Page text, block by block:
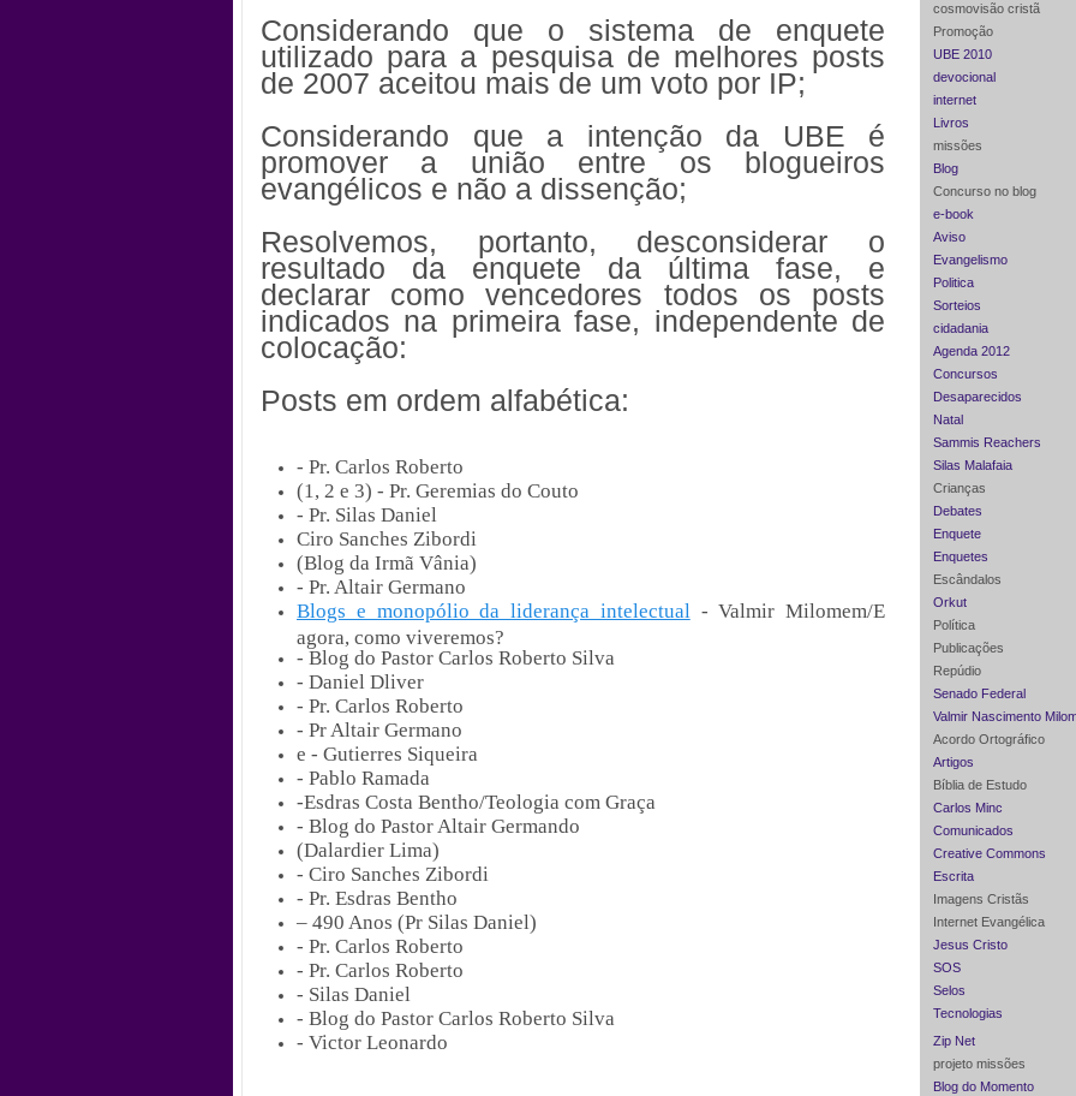
Considerando que o sistema de enquete
utilizado para a pesquisa de melhores posts
de 2007 aceitou mais de um voto por IP;
Considerando que a intenção da UBE é
promover a união entre os blogueiros
evangélicos e não a dissenção;
Resolvemos, portanto, desconsiderar o
resultado da enquete da última fase, e
declarar como vencedores todos os posts
indicados na primeira fase, independente de
colocação:
Posts em ordem alfabética:
- Pr. Carlos Roberto
(1, 2 e 3) - Pr. Geremias do Couto
- Pr. Silas Daniel
Ciro Sanches Zibordi
(Blog da Irmã Vânia)
- Pr. Altair Germano
Blogs e monopólio da liderança intelectual - Valmir Milomem/E
agora, como viveremos?
- Blog do Pastor Carlos Roberto Silva
- Daniel Dliver
- Pr. Carlos Roberto
- Pr Altair Germano
e - Gutierres Siqueira
- Pablo Ramada
-Esdras Costa Bentho/Teologia com Graça
- Blog do Pastor Altair Germando
(Dalardier Lima)
- Ciro Sanches Zibordi
- Pr. Esdras Bentho
– 490 Anos (Pr Silas Daniel)
- Pr. Carlos Roberto
- Pr. Carlos Roberto
- Silas Daniel
- Blog do Pastor Carlos Roberto Silva
- Victor Leonardo
cosmovisão cristã
Promoção
UBE 2010
devocional
internet
Livros
missões
Blog
Concurso no blog
e-book
Aviso
Evangelismo
Politica
Sorteios
cidadania
Agenda 2012
Concursos
Desaparecidos
Natal
Sammis Reachers
Silas Malafaia
Crianças
Debates
Enquete
Enquetes
Escândalos
Orkut
Política
Publicações
Repúdio
Senado Federal
Valmir Nascimento
Acordo Ortográfico
Artigos
Bíblia de Estudo
Carlos Minc
Comunicados
Creative Commons
Escrita
Imagens Cristãs
Internet Evangélica
Jesus Cristo
SOS
Selos
Tecnologias
Zip Net
projeto missões
Blog do Momento